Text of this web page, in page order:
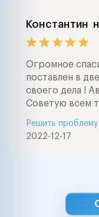
Константин
Огромное
поставлен в
своего дела !
Советую всем
2022-12-17
Решить проблему